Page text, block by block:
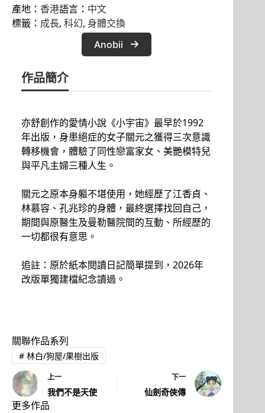
產地： 香港語言： 中文
標籤： 成長, 科幻, 身體交換
Anobii
作品簡介
亦舒創作的愛情小說《小宇宙》最早於1992
年出版，身患絕症的女子關元之獲得三次意識
轉移機會，體驗了同性戀富家女、美艷模特兒
與平凡主婦三種人生。
關元之原本身軀不堪使用，她經歷了江香貞、
林慕容、孔兆珍的身體，最終選擇找回自己，
期間與原醫生及曼勒醫院間的互動、所經歷的
一切都很有意思。
追註：原於紙本閱讀日記簡單提到，2026年
改版單獨建檔紀念讀過。
關聯作品系列
#林白/狗屋/果樹出版
上一
我們不是天使
下一
仙劍奇俠傳
更多作品